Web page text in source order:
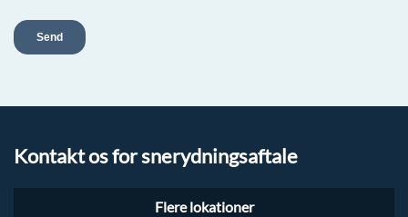
Kontakt os for snerydningsaftale
Flere lokationer